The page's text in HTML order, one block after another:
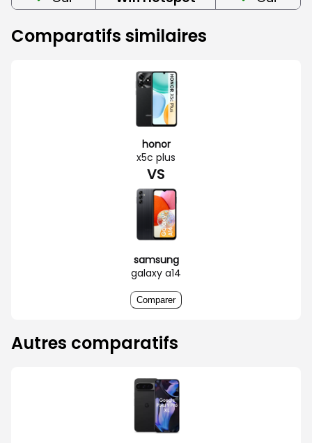
Comparatifs similaires
honor
x5c plus
VS
samsung
galaxy a14
Comparer
Autres comparatifs